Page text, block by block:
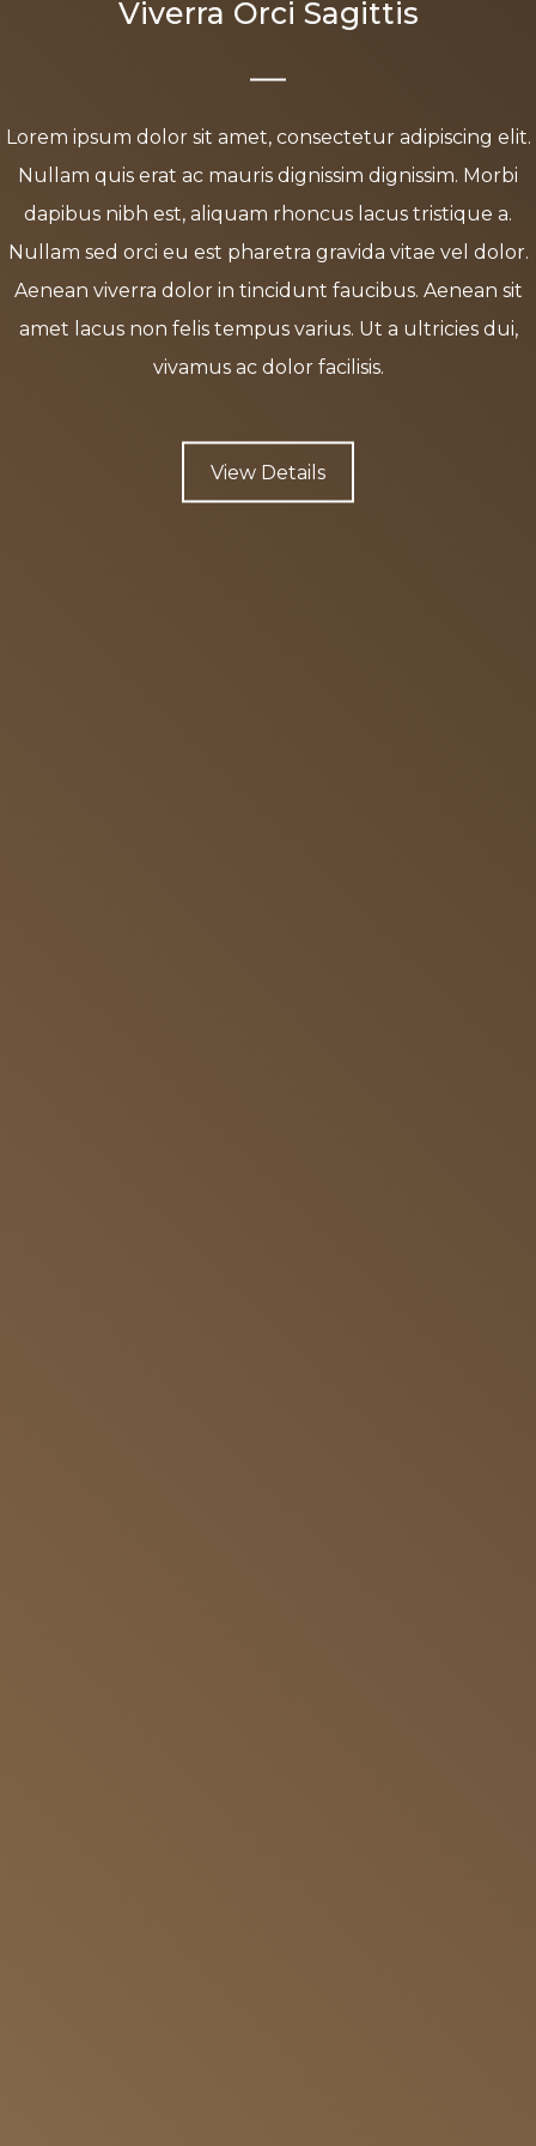
Viverra Orci Sagittis
Lorem ipsum dolor sit amet, consectetur adipiscing elit.
Nullam quis erat ac mauris dignissim dignissim. Morbi
dapibus nibh est, aliquam rhoncus lacus tristique a.
Nullam sed orci eu est pharetra gravida vitae vel dolor.
Aenean viverra dolor in tincidunt faucibus. Aenean sit
amet lacus non felis tempus varius. Ut a ultricies dui,
vivamus ac dolor facilisis.
View Details